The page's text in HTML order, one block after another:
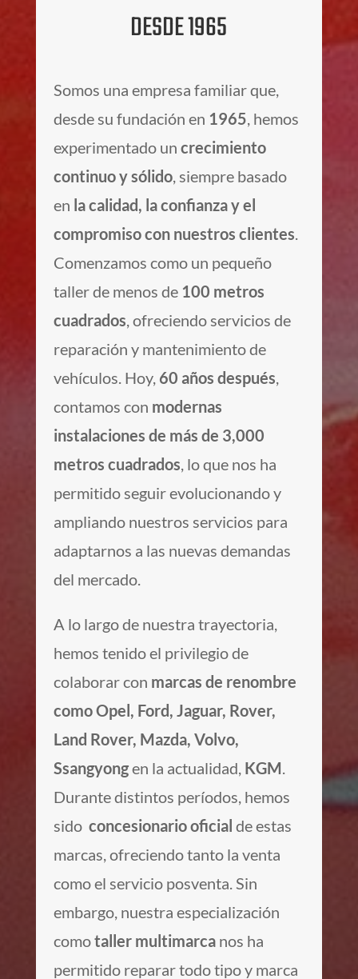
DESDE 1965
Somos una empresa familiar que,
desde su fundación en 1965 , hemos
experimentado uncrecimiento
continuo y sólido , siempre basado
en la calidad, la confianza y el
compromiso con nuestros clientes
Comenzamos como un pequeño
taller de menos de 100 metros
cuadrados , ofreciendo servicios de
reparación y mantenimiento de
vehículos. Hoy, 60 años después
contamos con modernas
instalaciones de más de 3,000
metros cuadrados , lo que nos ha
permitido seguir evolucionando y
ampliando nuestros servicios para
adaptarnos a las nuevas demandas
del mercado.
A lo largo de nuestra trayectoria,
hemos tenido el privilegio de
colaborar con marcas de renombre
como Opel, Ford, Jaguar, Rover,
Land Rover, Mazda, Volvo,
Ssangyongen la actualidad, KGM
Durante distintos períodos, hemos
sidoconcesionario oficial de estas
marcas, ofreciendo tanto la venta
como el servicio posventa. Sin
embargo, nuestra especialización
comotaller multimarca nos ha
permitido reparar todo tipo y marca